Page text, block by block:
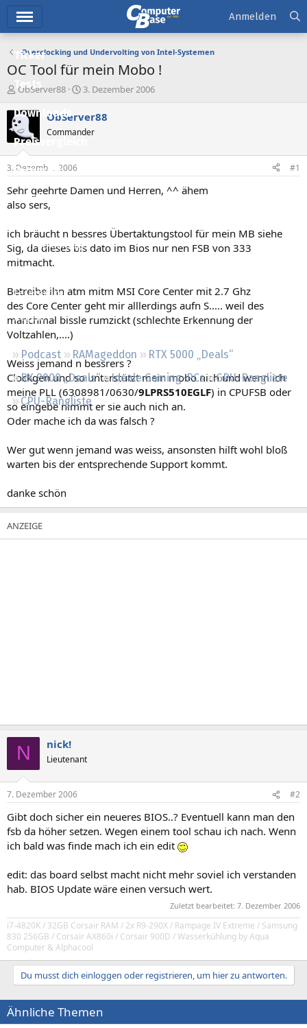
Ticker
Tests
Downloads
Preisvergleich
Forum
Aktuelles
Neue Beiträge
Neueste Aktivitäten
Leserartikel
Regeln
Podcast RAMageddon
RTX 5000 „Deals“
RX 9000 „Deals“
Ideale Gaming-PCs
GPU-Rangliste
CPU-Rangliste
Anmelden
Overclocking und Undervolting von Intel-Systemen
OC Tool für mein Mobo !
E
s
t
e
l
e
r
ObServer88
E
s
t
e
t
a
3. Dezember 2006
ObServer88
Commander
3. Dezember 2006 #1
Sehr geehrte Damen und Herren, ^^ ähem
also sers,
ich bräucht n bessres Übertaktungstool für mein MB siehe
Sig, da dieses bis dato im Bios nur nen FSB von 333
mitmacht.
Betreibe ihn atm mitm MSI Core Center mit 2.7 Ghz
des Core Center geht mir alllerdings aufn S..... weil des
manchmal bissle rumzickt (schlechte Erkennung der
Voltzahlen,....)
Weiss jemand n bessrers ?
Clockgen und so unterstützt mein mobo nich und wenn ich
meine PLL (6308981/0630/9LPRS510EGLF) in CPUFSB oder
so eingebe nimmt er sie auch nich an.
Oder mache ich da was falsch ?
Wer gut wenn jemand was weiss, ansonsten hilft wohl bloß
warten bis der entsprechende Support kommt.
danke schön
N nick!
Lieutenant
7. Dezember 2006 #2
Gibt doch sicher ein neueres BIOS..? Eventuell kann man den
fsb da höher setzen. Wegen einem tool schau ich nach. Wenn
ich bald was finde mach ich ein edit
edit: das board selbst macht nicht mehr soviel ich verstanden
hab. BIOS Update wäre einen versuch wert.
Zuletzt bearbeitet: 7. Dezember 2006
i7-4820K / 32GB Corsair RAM / 2x R9-290X / Rampage IV Extreme / Samsung
830 256GB / Corsair AX860i / Corsair 900D / Wasserkühlung by Aqua
Computer & Alphacool
Du musst dich einloggen oder registrieren, um hier zu antworten.
Ähnliche Themen